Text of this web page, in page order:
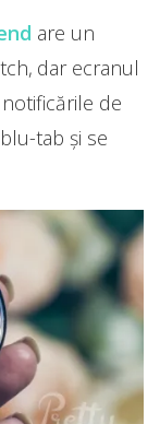
are un
dar ecranul
de
tab și se